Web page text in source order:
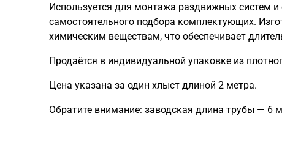
Используется для монтажа раздвижных систем
самостоятельного подбора комплектующих.
химическим веществам, что обеспечивает
Продаётся в индивидуальной упаковке из
Цена указана за один хлыст длиной 2 метра.
Обратите внимание: заводская длина трубы — 6